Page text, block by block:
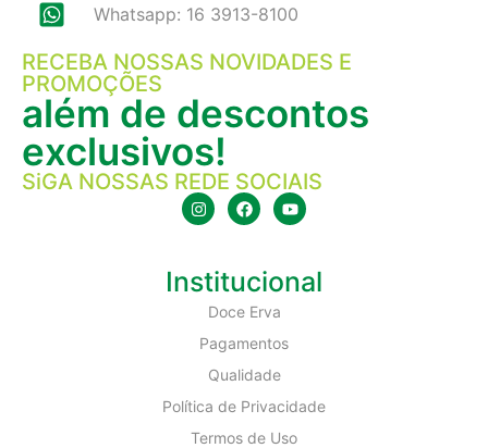
Whatsapp: 16 3913-8100
RECEBA NOSSAS NOVIDADES E
PROMOÇÕES
além de descontos
exclusivos!
SiGA NOSSAS REDE SOCIAIS
Institucional
Doce Erva
Pagamentos
Qualidade
Política de Privacidade
Termos de Uso